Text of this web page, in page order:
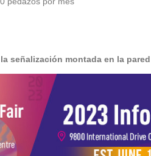
señalización montada en la